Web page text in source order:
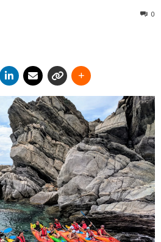
0